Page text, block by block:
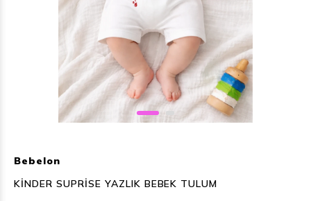
Bebelon
KİNDER SUPRİSE YAZLIK BEBEK TULUM